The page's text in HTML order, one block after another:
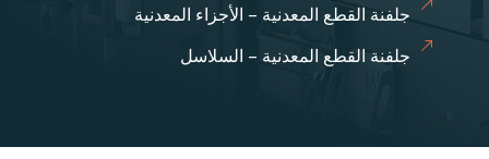
جلفنة القطع المعدنية – الأجزاء المعدنية
جلفنة القطع المعدنية – السلاسل